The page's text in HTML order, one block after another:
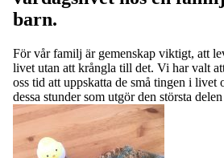
barn.
För vår familj är gemenskap viktigt, att
livet utan att krångla till det. Vi har valt
oss tid att uppskatta de små tingen i livet
dessa stunder som utgör den största